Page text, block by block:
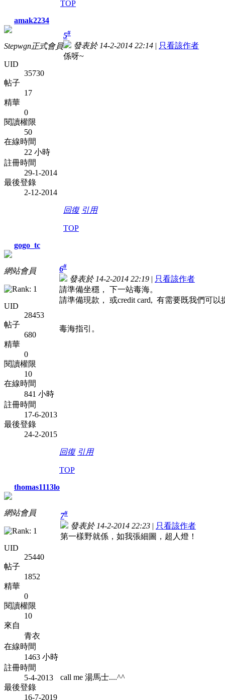
TOP
amak2234
Stepwgn正式會員
UID
35730
帖子
17
精華
0
閱讀權限
50
在線時間
22 小時
註冊時間
29-1-2014
最後登錄
2-12-2014
5#
發表於 14-2-2014 22:14 | 只看該作者
係呀~
回復 引用
TOP
gogo_tc
網站會員
UID
28453
帖子
680
精華
0
閱讀權限
10
在線時間
841 小時
註冊時間
17-6-2013
最後登錄
24-2-2015
6#
發表於 14-2-2014 22:19 | 只看該作者
請準備坐穩， 下一站毒海。
請準備現款， 或credit card, 有需要既我們可以
毒海指引。
回復 引用
TOP
thomas1113lo
網站會員
UID
25440
帖子
1852
精華
0
閱讀權限
10
來自
青衣
在線時間
1463 小時
註冊時間
5-4-2013
最後登錄
16-7-2019
7#
發表於 14-2-2014 22:23 | 只看該作者
第一樣野就係，如我張細圖，超人燈！
call me 湯馬士....^^